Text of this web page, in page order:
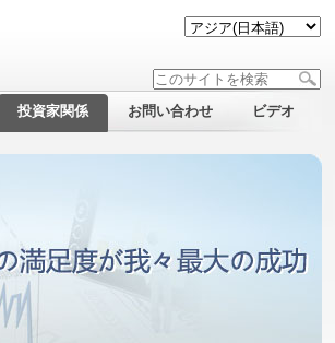
投資家関係 お問い合わせ ビデオ